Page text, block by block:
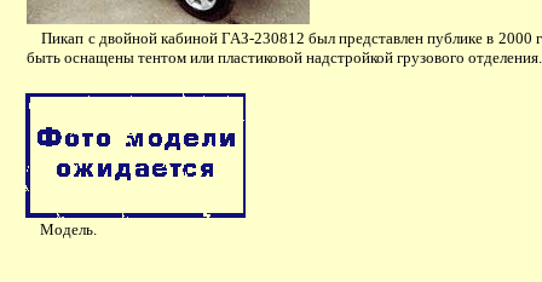
Пикап с двойной кабиной ГАЗ-230812 был представлен публике в 2000
быть оснащены тентом или пластиковой надстройкой грузового отделения.
Модель.